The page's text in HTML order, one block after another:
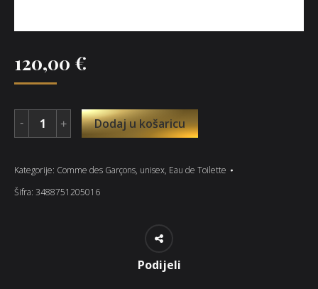
120,00 €
Dodaj u košaricu
Kategorije: Comme des Garçons, unisex, Eau de Toilette
Šifra: 3488751205016
Podijeli